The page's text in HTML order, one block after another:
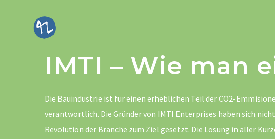
IMTI – Wie man
Die Bauindustrie ist für einen erheblichen Teil der CO2-
verantwortlich. Die Gründer von IMTI Enterprises haben sich
Revolution der Branche zum Ziel gesetzt. Die Lösung in aller